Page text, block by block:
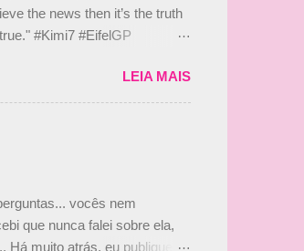
the news then it’s the truth
#Kimi7 #EifelGP
mate? 🙌 Over to you,
8, 2020 Beijinhos, Ludy
LEIA MAIS
vocês nem
que nunca falei sobre ela,
muito atrás, eu publiquei